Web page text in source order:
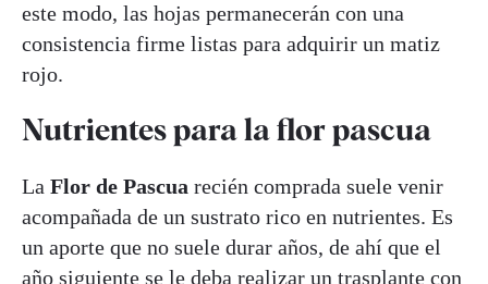
este modo, las hojas permanecerán con una
consistencia firme listas para adquirir un matiz
rojo.
Nutrientes para la flor pascua
La Flor de Pascua recién comprada suele venir
acompañada de un sustrato rico en nutrientes. Es
un aporte que no suele durar años, de ahí que el
año siguiente se le deba realizar un trasplante con